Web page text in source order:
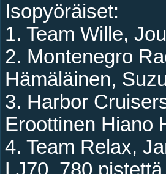
Isopyöräiset:
1. Team Wille,
2. Montenegro
Hämäläinen,
3. Harbor
Eroottinen Hiano
4. Team Relax,